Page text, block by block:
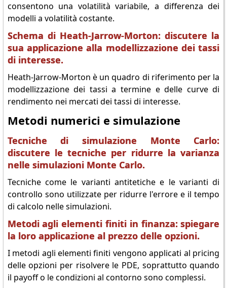
consentono una volatilità variabile, a differenza dei
modelli a volatilità costante.
Schema di Heath-Jarrow-Morton: discutere la
sua applicazione alla modellizzazione dei tassi
di interesse.
Heath-Jarrow-Morton è un quadro di riferimento per la
modellizzazione dei tassi a termine e delle curve di
rendimento nei mercati dei tassi di interesse.
Metodi numerici e simulazione
Tecniche di simulazione Monte Carlo:
discutere le tecniche per ridurre la varianza
nelle simulazioni Monte Carlo.
Tecniche come le varianti antitetiche e le varianti di
controllo sono utilizzate per ridurre l'errore e il tempo
di calcolo nelle simulazioni.
Metodi agli elementi finiti in finanza: spiegare
la loro applicazione al prezzo delle opzioni.
I metodi agli elementi finiti vengono applicati al pricing
delle opzioni per risolvere le PDE, soprattutto quando
il payoff o le condizioni al contorno sono complessi.